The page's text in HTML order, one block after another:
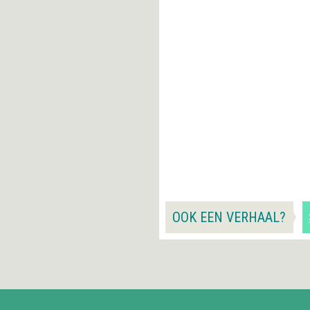
OOK EEN VERHAAL?